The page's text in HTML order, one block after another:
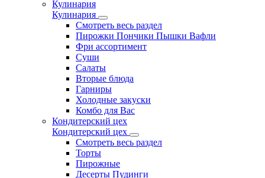
Кулинария
Кулинария
Смотреть весь раздел
Пирожки Пончики Пышки Вафли
Фри ассортимент
Суши
Салаты
Вторые блюда
Гарниры
Холодные закуски
Комбо для Вас
Кондитерский цех
Кондитерский цех
Смотреть весь раздел
Торты
Пирожные
Десерты Пудинги